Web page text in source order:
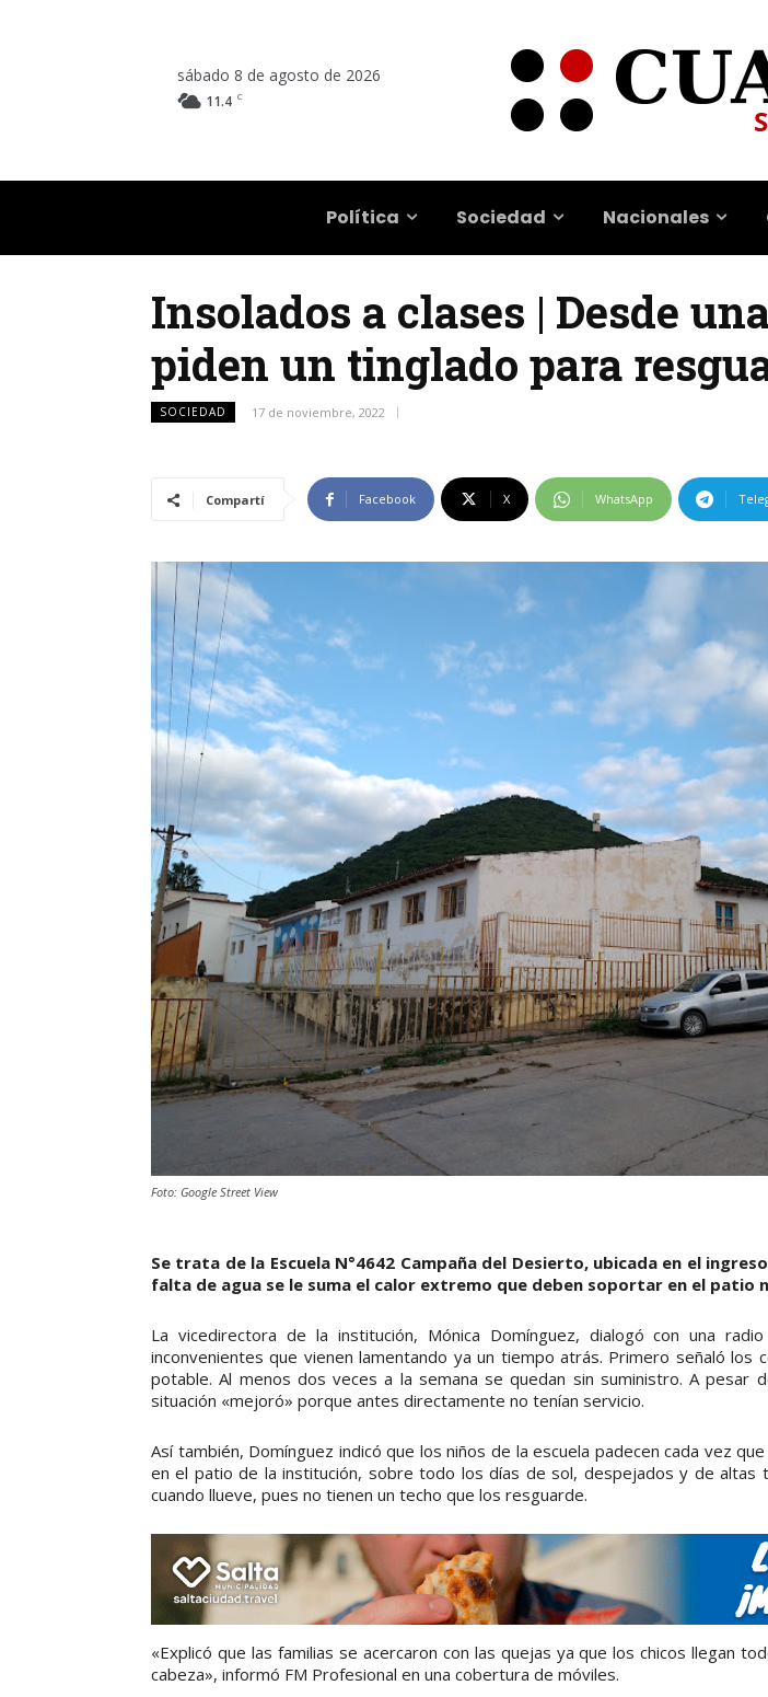
sábado 8 de agosto de 2026
11.4 C
Política Sociedad Nacionales
Insolados a clases | Desde
piden un tinglado para
SOCIEDAD 17 de noviembre, 2022
Compartí Facebook X WhatsApp
Foto: Google Street View
Se trata de la Escuela N°4642 Campaña del Desierto, ubicada en el
falta de agua se le suma el calor extremo que deben soportar en el patio
La vicedirectora de la institución, Mónica Domínguez, dialogó con una
inconvenientes que vienen lamentando ya un tiempo atrás. Primero señaló los
potable. Al menos dos veces a la semana se quedan sin suministro. A pesar
situación «mejoró» porque antes directamente no tenían servicio.
Así también, Domínguez indicó que los niños de la escuela padecen cada vez
en el patio de la institución, sobre todo los días de sol, despejados y de altas
cuando llueve, pues no tienen un techo que los resguarde.
«Explicó que las familias se acercaron con las quejas ya que los chicos llegan
cabeza», informó FM Profesional en una cobertura de móviles.